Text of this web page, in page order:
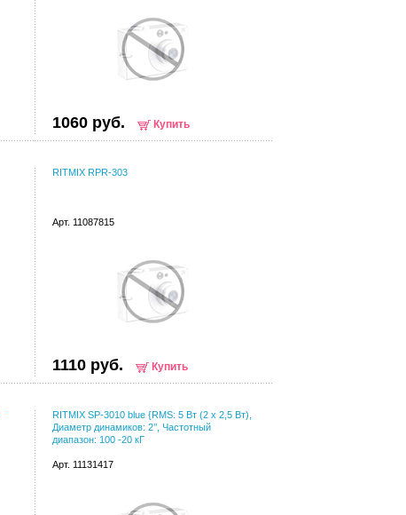
1060 руб. Купить
RITMIX RPR-303
Арт. 11087815
1110 руб. Купить
RITMIX SP-3010 blue {RMS: 5 Вт (2 х 2,5 Вт),
Диаметр динамиков: 2’’, Частотный
диапазон: 100 -20 кГ
Арт. 11131417